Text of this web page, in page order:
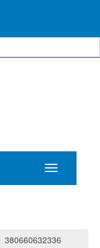
380660632336